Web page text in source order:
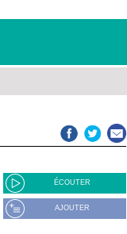
ÉCOUTER
AJOUTER